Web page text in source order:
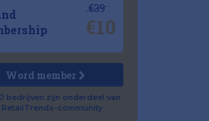
€39
€10
Word member
bedrijven zijn onderdeel van
RetailTrends-community